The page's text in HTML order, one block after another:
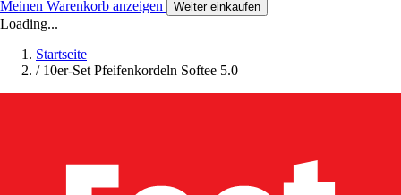
Meinen Warenkorb anzeigen Weiter einkaufen
Loading...
Startseite
/ 10er-Set Pfeifenkordeln Softee 5.0